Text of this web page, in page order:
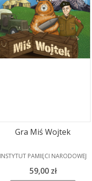
Gra Miś Wojtek
PRODUCENT
INSTYTUT PAMIĘCI NARODOWEJ
Cena
59,00 zł